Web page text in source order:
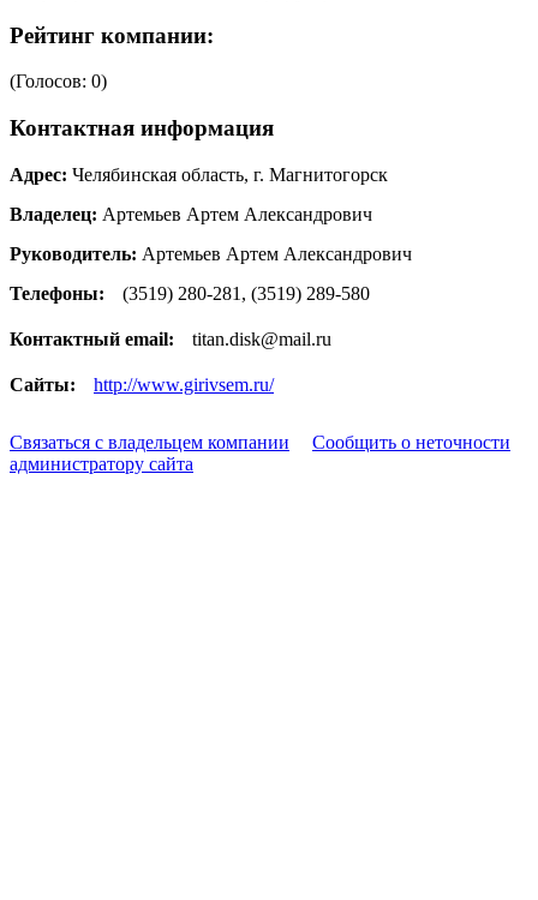
Рейтинг компании:
(Голосов: 0)
Контактная информация
Адрес: Челябинская область, г. Магнитогорск
Владелец: Артемьев Артем Александрович
Руководитель: Артемьев Артем Александрович
Телефоны:
(3519) 280-281, (3519) 289-580
Контактный email: titan.disk@mail.ru
Сайты: http://www.girivsem.ru/
Связаться с владельцем компании
Сообщить о неточности
администратору сайта